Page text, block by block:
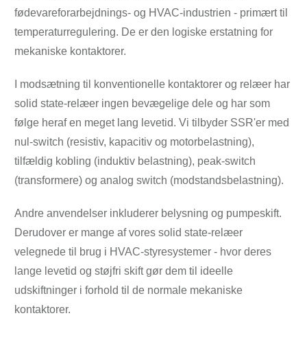
fødevareforarbejdnings- og HVAC-industrien - primært til
temperaturregulering. De er den logiske erstatning for
mekaniske kontaktorer.
I modsætning til konventionelle kontaktorer og relæer har
solid state-relæer ingen bevægelige dele og har som
følge heraf en meget lang levetid. Vi tilbyder SSR'er med
nul-switch (resistiv, kapacitiv og motorbelastning),
tilfældig kobling (induktiv belastning), peak-switch
(transformere) og analog switch (modstandsbelastning).
Andre anvendelser inkluderer belysning og pumpeskift.
Derudover er mange af vores solid state-relæer
velegnede til brug i HVAC-styresystemer - hvor deres
lange levetid og støjfri skift gør dem til ideelle
udskiftninger i forhold til de normale mekaniske
kontaktorer.